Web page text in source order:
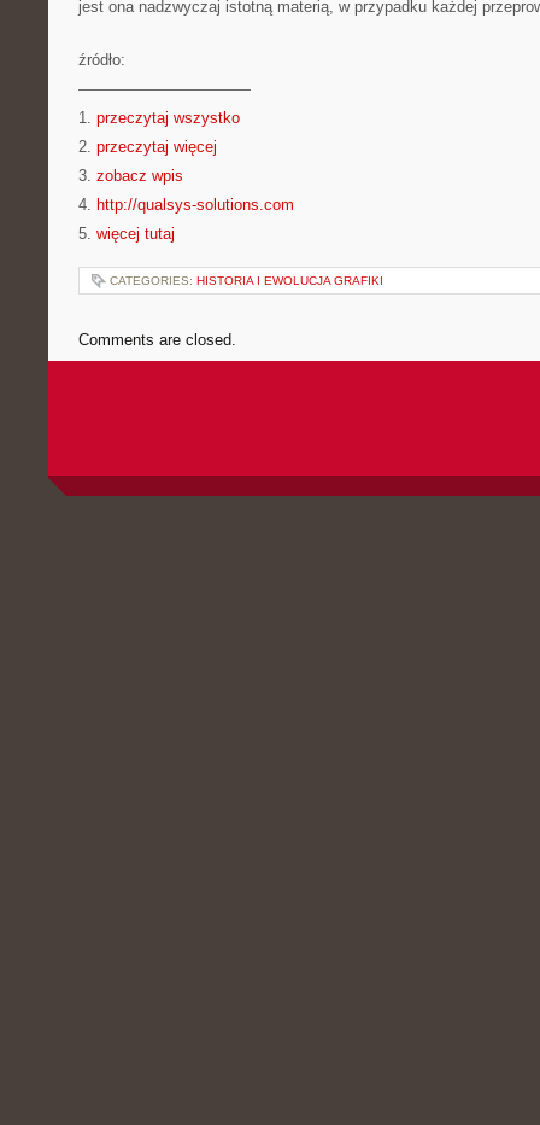
jest ona nadzwyczaj istotną materią, w przypadku każdej
źródło:
———————————
1. przeczytaj wszystko
2. przeczytaj więcej
3. zobacz wpis
4. http://qualsys-solutions.com
5. więcej tutaj
CATEGORIES: HISTORIA I EWOLUCJA GRAFIKI
Comments are closed.